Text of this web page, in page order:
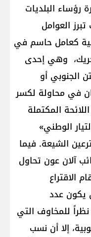
رؤساء البلديات
العوامل
كعامل حاسم في
حريك، وهي إحدى
الجنوبي أو
في محاولة لكسر
المكتملة
الوطني»
الشيعة. فيما
آلان عون تحاول
الاقتراع
يكون عدد
نظراً للمخاوف التي
إلا أن نسب